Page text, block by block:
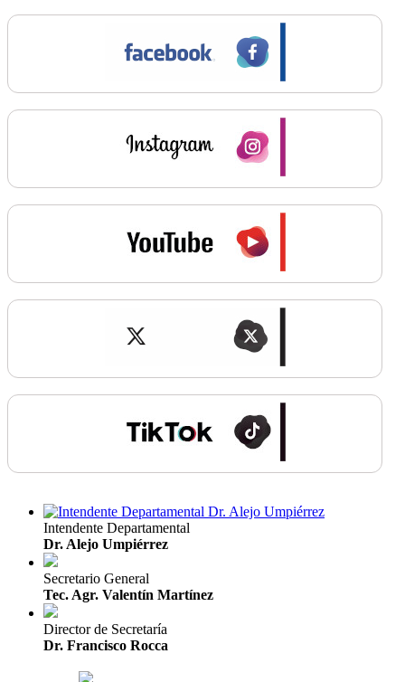
Intendente Departamental
Dr. Alejo Umpiérrez
Secretario General
Tec. Agr. Valentín Martínez
Director de Secretaría
Dr. Francisco Rocca